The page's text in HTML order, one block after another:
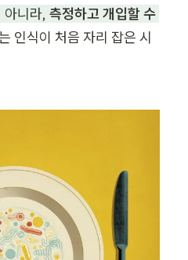
아니라, 측정하고 개입할 수
인식이 처음 자리 잡은 시